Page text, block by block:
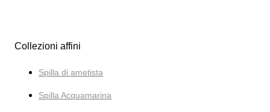
Collezioni affini
Spilla di ametista
Spilla Acquamarina